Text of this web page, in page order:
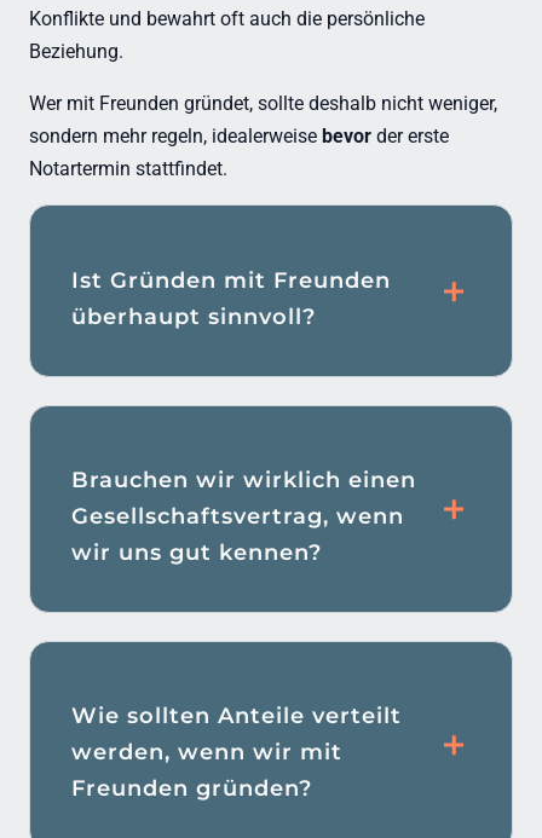
Konflikte und bewahrt oft auch die persönliche
Beziehung.
Wer mit Freunden gründet, sollte deshalb nicht weniger,
sondern mehr regeln, idealerweise bevor der erste
Notartermin stattfindet.
Ist Gründen mit Freunden
überhaupt sinnvoll?
Brauchen wir wirklich einen
Gesellschaftsvertrag, wenn
wir uns gut kennen?
Wie sollten Anteile verteilt
werden, wenn wir mit
Freunden gründen?